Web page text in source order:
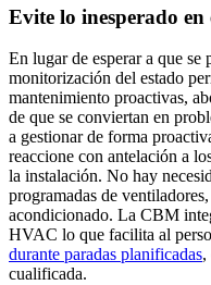
Evite lo inesperado en
En lugar de esperar a que se
monitorización del estado
mantenimiento proactivas,
de que se conviertan en
a gestionar de forma
reaccione con antelación a
la instalación. No hay
programadas de
acondicionado. La CBM
HVAC lo que facilita al
durante paradas planificadas,
cualificada.